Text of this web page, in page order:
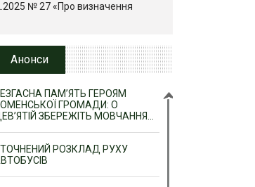
№ 27 «Про визначення
Анонси
ПАМ’ЯТЬ ГЕРОЯМ
ГРОМАДИ: О
ЗБЕРЕЖІТЬ МОВЧАННЯ…
РОЗКЛАД РУХУ